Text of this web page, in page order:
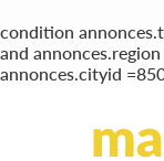
condition
and
annonces.cityid